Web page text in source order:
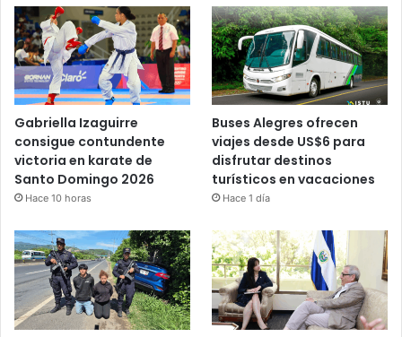
Gabriella Izaguirre
consigue contundente
victoria en karate de
Santo Domingo 2026
Hace 10 horas
Buses Alegres ofrecen
viajes desde US$6 para
disfrutar destinos
turísticos en vacaciones
Hace 1 día